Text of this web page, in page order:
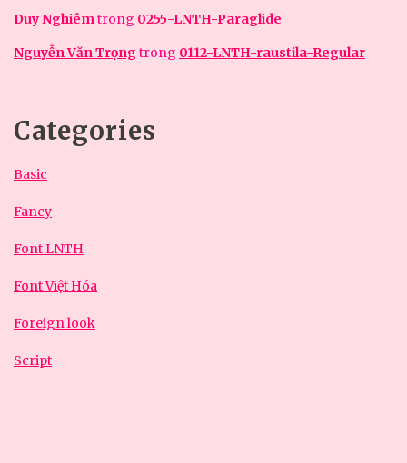
Duy Nghiêmtrong 0255-LNTH-Paraglide
Nguyễn Văn Trọngtrong 0112-LNTH-raustila-Regular
Categories
Basic
Fancy
Font LNTH
Font Việt Hóa
Foreign look
Script